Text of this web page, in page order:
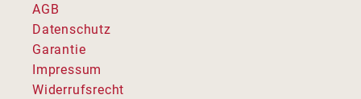
AGB
Datenschutz
Garantie
Impressum
Widerrufsrecht